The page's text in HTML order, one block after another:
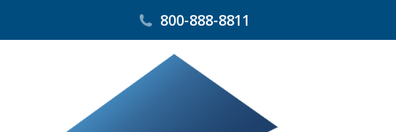
800-888-8811